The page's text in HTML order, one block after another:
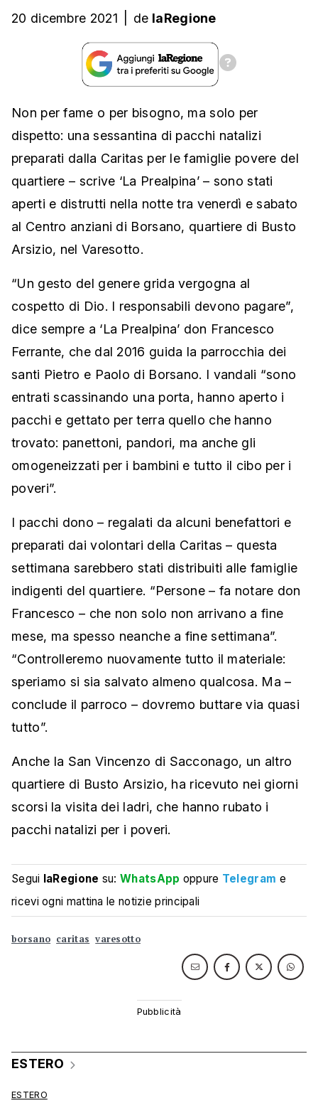
20 dicembre 2021 de laRegione
Non per fame o per bisogno, ma solo per
dispetto: una sessantina di pacchi natalizi
preparati dalla Caritas per le famiglie povere del
quartiere – scrive ‘La Prealpina’ – sono stati
aperti e distrutti nella notte tra venerdì e sabato
al Centro anziani di Borsano, quartiere di Busto
Arsizio, nel Varesotto.
“Un gesto del genere grida vergogna al
cospetto di Dio. I responsabili devono pagare”,
dice sempre a ‘La Prealpina’ don Francesco
Ferrante, che dal 2016 guida la parrocchia dei
santi Pietro e Paolo di Borsano. I vandali “sono
entrati scassinando una porta, hanno aperto i
pacchi e gettato per terra quello che hanno
trovato: panettoni, pandori, ma anche gli
omogeneizzati per i bambini e tutto il cibo per i
poveri”.
I pacchi dono – regalati da alcuni benefattori e
preparati dai volontari della Caritas – questa
settimana sarebbero stati distribuiti alle famiglie
indigenti del quartiere. “Persone – fa notare don
Francesco – che non solo non arrivano a fine
mese, ma spesso neanche a fine settimana”.
“Controlleremo nuovamente tutto il materiale:
speriamo si sia salvato almeno qualcosa. Ma –
conclude il parroco – dovremo buttare via quasi
tutto”.
Anche la San Vincenzo di Sacconago, un altro
quartiere di Busto Arsizio, ha ricevuto nei giorni
scorsi la visita dei ladri, che hanno rubato i
pacchi natalizi per i poveri.
Segui laRegione su:WhatsApp oppure Telegram e
ricevi ogni mattina le notizie principali
borsano caritas varesotto
ESTERO
ESTERO